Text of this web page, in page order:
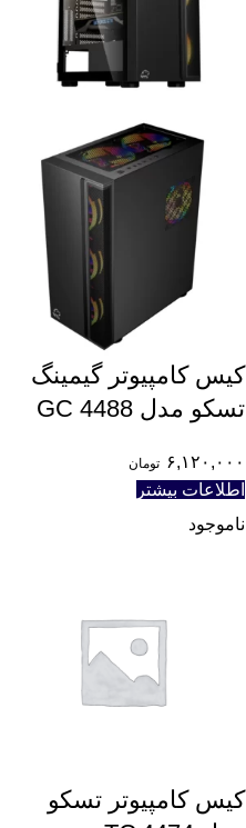
کیس کامپیوتر گیمینگ
تسکو مدل GC 4488
۶,۱۲۰,۰۰۰ تومان
اطلاعات بیشتر
ناموجود
کیس کامپیوتر تسکو